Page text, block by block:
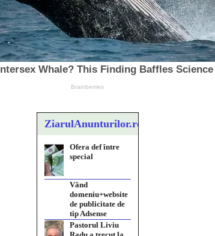
ZiarulAnunturilor.ro
Ofera def între
special
Vând
domeniu+website
de publicitate de
tip Adsense
Pastorul Liviu